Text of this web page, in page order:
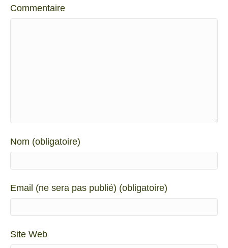
Commentaire
Nom (obligatoire)
Email (ne sera pas publié) (obligatoire)
Site Web